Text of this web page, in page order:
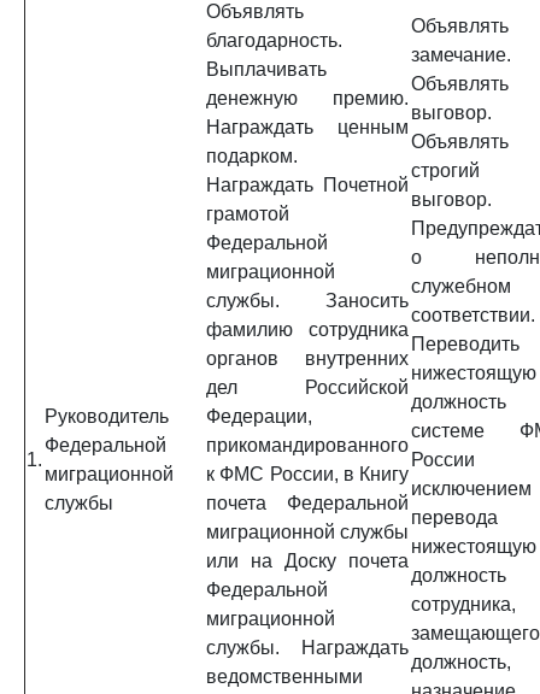
1.
Руководитель
Федеральной
миграционной
службы
Объявлять
благодарность.
Выплачивать
денежную премию.
Награждать ценным
подарком.
Награждать Почетной
грамотой
Федеральной
миграционной
службы. Заносить
фамилию сотрудника
органов внутренних
дел Российской
Федерации,
прикомандированного
к ФМС России, в Книгу
почета Федеральной
миграционной службы
или на Доску почета
Федеральной
миграционной
службы. Награждать
ведомственными
Объявлять
замечание.
Объявлять
выговор.
Объявлять
строгий
выговор.
о
служебном
соответствии.
Переводить
нижестоящую
системе
России
исключением
перевода
нижестоящую
должность
сотрудника,
замещающего
должность,